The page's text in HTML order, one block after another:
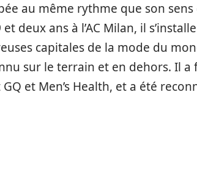
au même rythme que son sens
deux ans à l’AC Milan, il
capitales de la mode du
sur le terrain et en dehors. Il a
et Men’s Health, et a été